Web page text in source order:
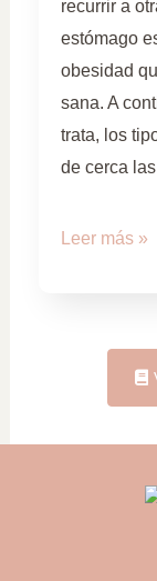
recurrir a
estómago
obesidad
sana. A
trata, los
de cerca
Leer más »